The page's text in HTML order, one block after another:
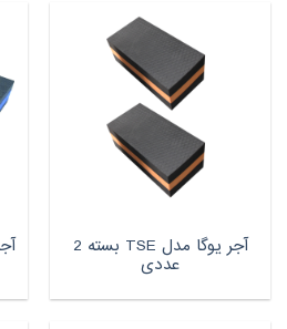
آجر یوگا مدل TSE بسته 2
عددی